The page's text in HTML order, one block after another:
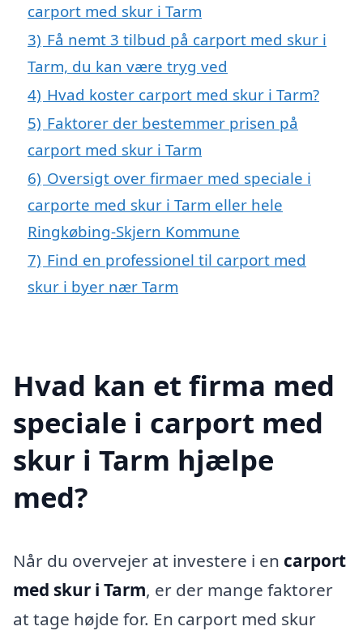
carport med skur i Tarm
3) Få nemt 3 tilbud på carport med skur i
Tarm, du kan være tryg ved
4) Hvad koster carport med skur i Tarm?
5) Faktorer der bestemmer prisen på
carport med skur i Tarm
6) Oversigt over firmaer med speciale i
carporte med skur i Tarm eller hele
Ringkøbing-Skjern Kommune
7) Find en professionel til carport med
skur i byer nær Tarm
Hvad kan et firma med
speciale i carport med
skur i Tarm hjælpe
med?
Når du overvejer at investere i en carport
med skur i Tarm, er der mange faktorer
at tage højde for. En carport med skur